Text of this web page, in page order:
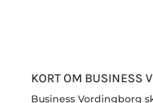
KORT OM BUSINESS
Business Vordingborg